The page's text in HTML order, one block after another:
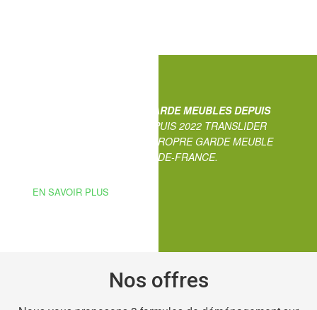
GARDE MEUBLES DEPUIS
. EN EFFET DEPUIS 2022 TRANSLIDER
DEMENAGEMENT GÈRE SON PROPRE GARDE MEUBLE
DISPONIBLE SUR TOUTE L'ILE-DE-FRANCE.
EN SAVOIR PLUS
Nos offres